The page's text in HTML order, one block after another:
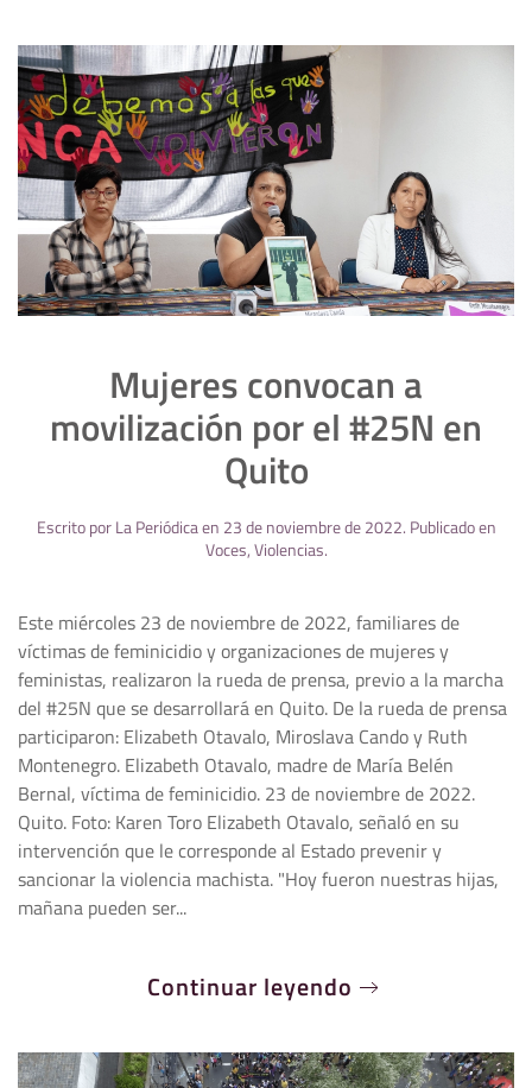
Mujeres convocan a
movilización por el #25N en
Quito
Escrito porLa Periódicaen 23 de noviembre de 2022. Publicado en
Voces,Violencias.
Este miércoles 23 de noviembre de 2022, familiares de
víctimas de feminicidio y organizaciones de mujeres y
feministas, realizaron la rueda de prensa, previo a la marcha
del #25N que se desarrollará en Quito. De la rueda de prensa
participaron: Elizabeth Otavalo, Miroslava Cando y Ruth
Montenegro. Elizabeth Otavalo, madre de María Belén
Bernal, víctima de feminicidio. 23 de noviembre de 2022.
Quito. Foto: Karen Toro Elizabeth Otavalo, señaló en su
intervención que le corresponde al Estado prevenir y
sancionar la violencia machista. "Hoy fueron nuestras hijas,
mañana pueden ser...
Continuar leyendo